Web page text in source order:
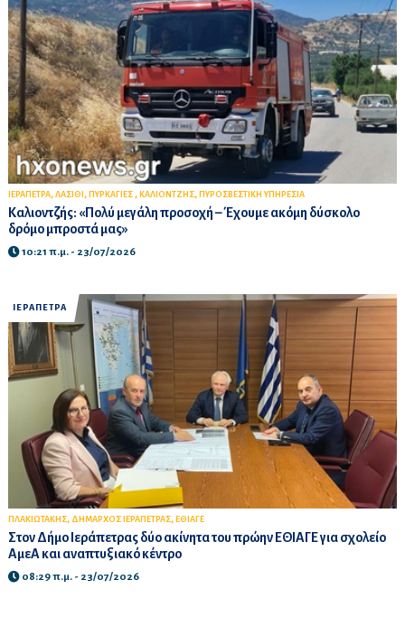
ΙΕΡΑΠΕΤΡΑ, ΛΑΣΙΘΙ , ΠΥΡΚΑΓΙΕΣ , ΚΑΛΙΟΝΤΖΗΣ, ΠΥΡΟΣΒΕΣΤΙΚΗ ΥΠΗΡΕΣΙΑ
Καλιοντζής: «Πολύ μεγάλη προσοχή – Έχουμε ακόμη δύσκολο
δρόμο μπροστά μας»
10:21 π.μ. - 23/07/2026
ΙΕΡΑΠΕΤΡΑ
ΠΛΑΚΙΩΤΑΚΗΣ, ΔΗΜΑΡΧΟΣ ΙΕΡΑΠΕΤΡΑΣ, ΕΘΙΑΓΕ
Στον Δήμο Ιεράπετρας δύο ακίνητα του πρώην ΕΘΙΑΓΕ για σχολείο
ΑμεΑ και αναπτυξιακό κέντρο
08:29 π.μ. - 23/07/2026